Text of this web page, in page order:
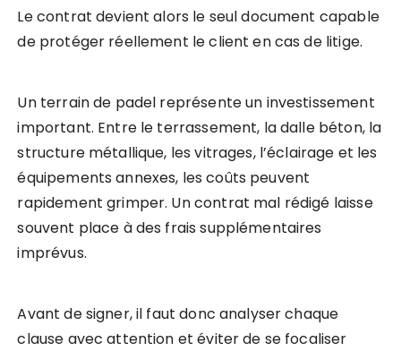
Le contrat devient alors le seul document capable
de protéger réellement le client en cas de litige.
Un terrain de padel représente un investissement
important. Entre le terrassement, la dalle béton, la
structure métallique, les vitrages, l’éclairage et les
équipements annexes, les coûts peuvent
rapidement grimper. Un contrat mal rédigé laisse
souvent place à des frais supplémentaires
imprévus.
Avant de signer, il faut donc analyser chaque
clause avec attention et éviter de se focaliser